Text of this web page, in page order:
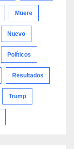
Muere
Nuevo
Políticos
Resultados
Trump